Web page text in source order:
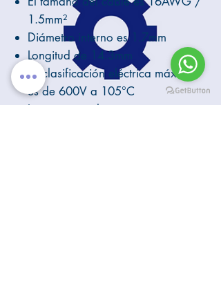
1.5mm²
Diámetro interno es 1.7mm
Longitud de 14.3mm
La clasificación eléctrica máxima
es de 600V a 105°C
La corriente eléctrica máxima es